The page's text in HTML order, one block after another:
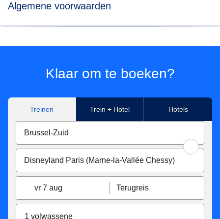
Algemene voorwaarden
Hbf, Koeln Hbf, Düsseldorf Hbf, Düsseldorf Airport,
Duisburg Hbf, Essen Hbf, Dortmund Hbf. Onder
**Tickets beschikbaar voor reizen in Eurostar Standard,
Eurostar Plus en Eurostar Premier, gemaakt met Eurostar
van/naar Paris Nord, Marne-La-Vallée Chessy, Paris
Charles de Gaulle Airport, Aachen Hbf, Koeln Hbf,
Düsseldorf Hbf, Düsseldorf Airport, Duisburg Hbf, Essen
Hbf, Dortmund Hbf. Afhankelijk van beschikbaarheid.
Eurostar Standard en Eurostar Plus tarief tickets zijn:
Klaar om te boeken?
Treinen Trein + Hotel Hotels
vr 7 aug Terugreis
1 volwassene